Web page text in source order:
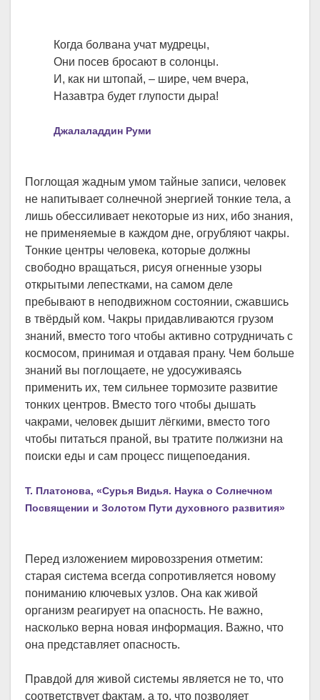
Когда болвана учат мудрецы,
Они посев бросают в солонцы.
И, как ни штопай, – шире, чем вчера,
Назавтра будет глупости дыра!
Джалаладдин Руми
Поглощая жадным умом тайные записи, человек
не напитывает солнечной энергией тонкие тела, а
лишь обессиливает некоторые из них, ибо знания,
не применяемые в каждом дне, огрубляют чакры.
Тонкие центры человека, которые должны
свободно вращаться, рисуя огненные узоры
открытыми лепестками, на самом деле
пребывают в неподвижном состоянии, сжавшись
в твёрдый ком. Чакры придавливаются грузом
знаний, вместо того чтобы активно сотрудничать с
космосом, принимая и отдавая прану. Чем больше
знаний вы поглощаете, не удосуживаясь
применить их, тем сильнее тормозите развитие
тонких центров. Вместо того чтобы дышать
чакрами, человек дышит лёгкими, вместо того
чтобы питаться праной, вы тратите полжизни на
поиски еды и сам процесс пищепоедания.
Т. Платонова, «Сурья Видья. Наука о Солнечном
Посвящении и Золотом Пути духовного развития»
Перед изложением мировоззрения отметим:
старая система всегда сопротивляется новому
пониманию ключевых узлов. Она как живой
организм реагирует на опасность. Не важно,
насколько верна новая информация. Важно, что
она представляет опасность.
Правдой для живой системы является не то, что
соответствует фактам, а то, что позволяет